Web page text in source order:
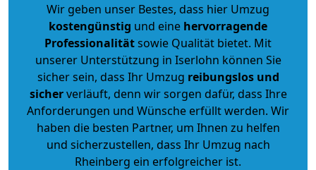
Wir geben unser Bestes, dass hier Umzug
kostengünstig und eine hervorragende
Professionalitätsowie Qualität bietet. Mit
unserer Unterstützung in Iserlohn können Sie
sicher sein, dass Ihr Umzug reibungslos und
sicherverläuft, denn wir sorgen dafür, dass Ihre
Anforderungen und Wünsche erfüllt werden. Wir
haben die besten Partner, um Ihnen zu helfen
und sicherzustellen, dass Ihr Umzug nach
Rheinberg ein erfolgreicher ist.